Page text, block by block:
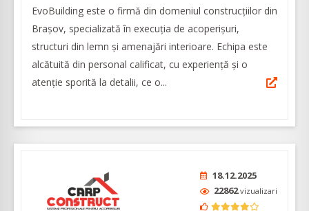
EvoBuilding este o firmă din domeniul construcțiilor din
Brașov, specializată în execuția de acoperișuri,
structuri din lemn și amenajări interioare. Echipa este
alcătuită din personal calificat, cu experiență și o
atenție sporită la detalii, ce o...
18.12.2025
22862vizualizari